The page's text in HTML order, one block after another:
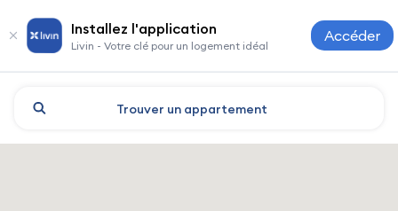
Installez l'application
Livin - Votre clé pour un logement idéal
Accéder
Trouver un appartement
Beijing : hôtels et logements